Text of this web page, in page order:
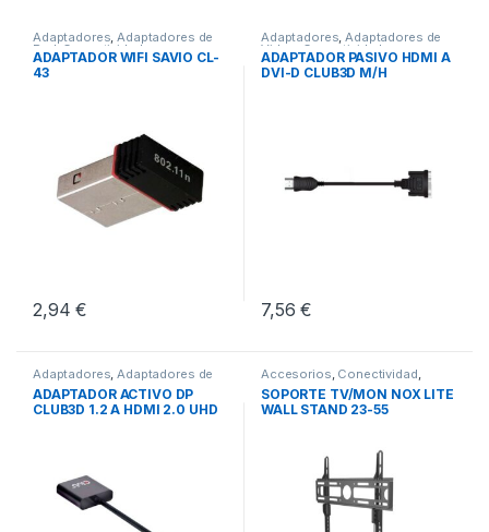
Adaptadores,Adaptadores de
Red,Conectividad
ADAPTADOR WIFI SAVIO CL-
43
2,94€
Adaptadores,Adaptadores de
Video,Conectividad
ADAPTADOR PASIVO HDMI A
DVI-D CLUB3D M/H
7,56€
Adaptadores,Adaptadores de
Video,Conectividad
ADAPTADOR ACTIVO DP
CLUB3D 1.2 A HDMI 2.0 UHD
Accesorios, Conectividad,
Soportes TV
SOPORTE TV/MON NOX LITE
WALL STAND 23-55